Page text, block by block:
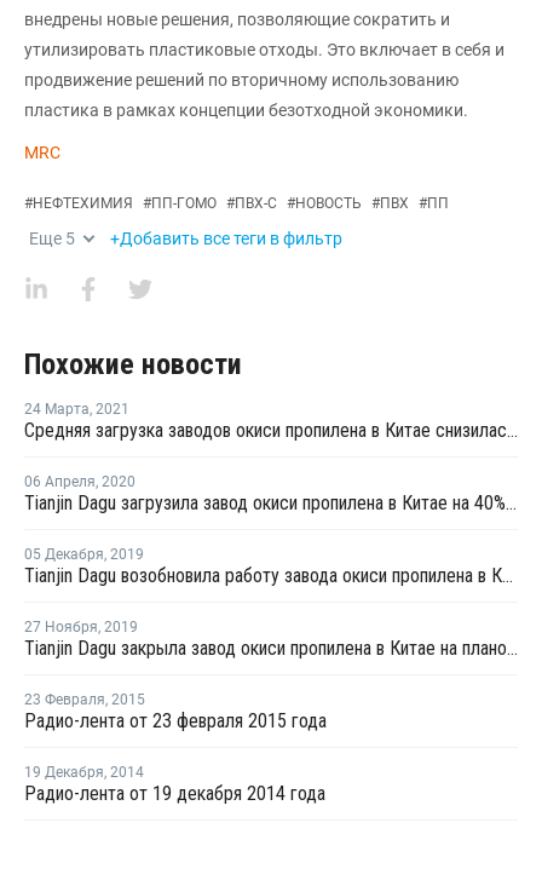
внедрены новые решения, позволяющие сократить и
утилизировать пластиковые отходы. Это включает в себя и
продвижение решений по вторичному использованию
пластика в рамках концепции безотходной экономики.
MRC
#НЕФТЕХИМИЯ #ПП-ГОМО #ПВХ-С #НОВОСТЬ #ПВХ #ПП
Еще 5 +Добавить все теги в фильтр
Похожие новости
24 Марта, 2021
Средняя загрузка заводов окиси пропилена в Китае снизилась на третьей неделе марта на 1,1%
06 Апреля, 2020
Tianjin Dagu загрузила завод окиси пропилена в Китае на 40% после перезапуска
05 Декабря, 2019
Tianjin Dagu возобновила работу завода окиси пропилена в Китае после планового ремонта
27 Ноября, 2019
Tianjin Dagu закрыла завод окиси пропилена в Китае на плановый ремонт
23 Февраля, 2015
Радио-лента от 23 февраля 2015 года
19 Декабря, 2014
Радио-лента от 19 декабря 2014 года